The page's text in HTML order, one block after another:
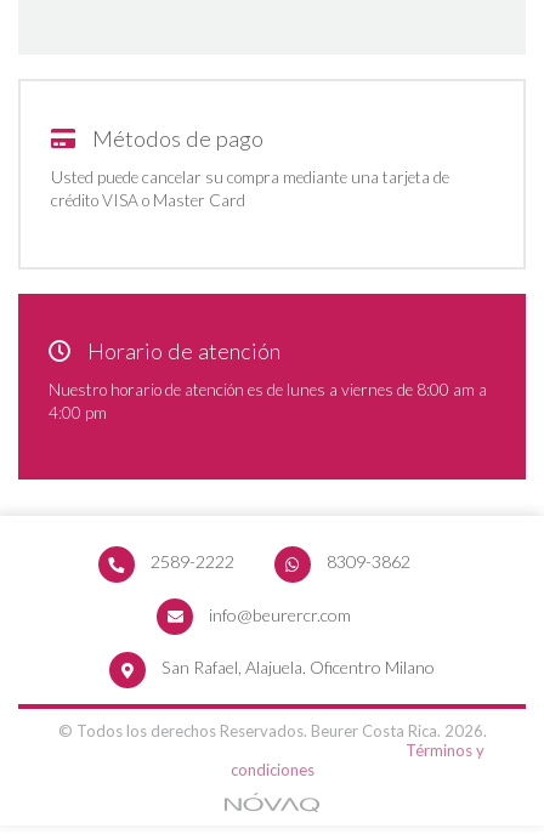
Métodos de pago
Usted puede cancelar su compra mediante una tarjeta de
crédito VISA o Master Card
Horario de atención
Nuestro horario de atención es de lunes a viernes de 8:00 am a
4:00 pm
2589-2222 8309-3862
info@beurercr.com
San Rafael, Alajuela. Oficentro Milano
© Todos los derechos Reservados. Beurer Costa Rica. 2026.
Términos y
condiciones